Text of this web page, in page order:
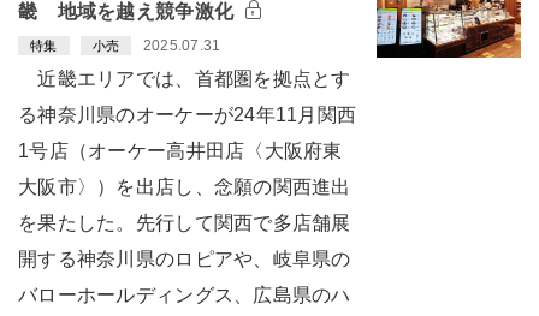
畿 地域を越え競争激化
特集 小売 2025.07.31
近畿エリアでは、首都圏を拠点とす
る神奈川県のオーケーが24年11月関西
1号店（オーケー高井田店〈大阪府東
大阪市〉）を出店し、念願の関西進出
を果たした。先行して関西で多店舗展
開する神奈川県のロピアや、岐阜県の
バローホールディングス、広島県のハ